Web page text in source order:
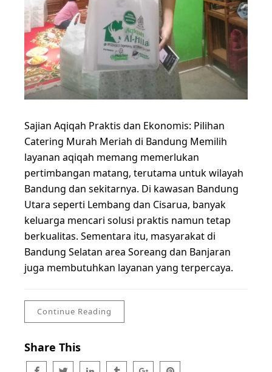
Sajian Aqiqah Praktis dan Ekonomis: Pilihan
Catering Murah Meriah di Bandung Memilih
layanan aqiqah memang memerlukan
pertimbangan matang, terutama untuk wilayah
Bandung dan sekitarnya. Di kawasan Bandung
Utara seperti Lembang dan Cisarua, banyak
keluarga mencari solusi praktis namun tetap
berkualitas. Sementara itu, masyarakat di
Bandung Selatan area Soreang dan Banjaran
juga membutuhkan layanan yang terpercaya.
Continue Reading
Share This